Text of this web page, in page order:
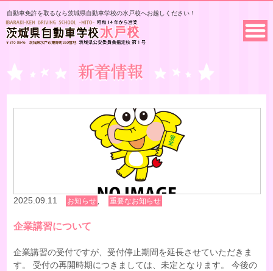
自動車免許を取るなら茨城県自動車学校の水戸校へお越しください！
2025.09.11 お知らせ 重要なお知らせ
企業講習について
企業講習の受付ですが、受付停止期間を延長させていただきま
す。 受付の再開時期につきましては、未定となります。 今後の